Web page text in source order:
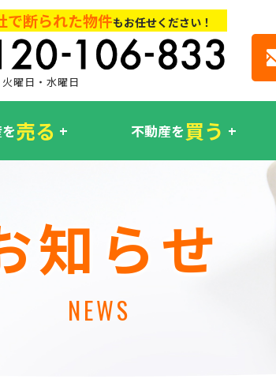
で断られた物件もお任せください！
曜日・水曜日
売る 不動産を買う
知らせ
NEWS